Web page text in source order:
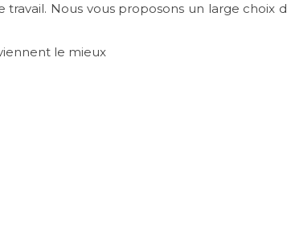
Nous vous proposons un large choix
le mieux